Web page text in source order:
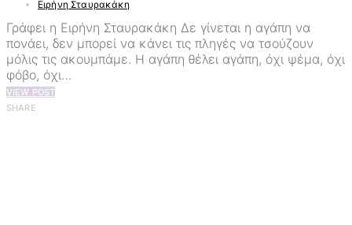
Ειρήνη Σταυρακάκη
Γράφει η Ειρήνη Σταυρακάκη Δε γίνεται η αγάπη να
πονάει, δεν μπορεί να κάνει τις πληγές να τσούζουν
μόλις τις ακουμπάμε. Η αγάπη θέλει αγάπη, όχι ψέμα, όχι
φόβο, όχι…
VIEW POST
SHARE